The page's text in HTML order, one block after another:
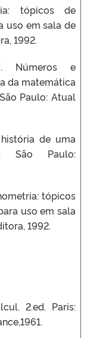
tópicos de
uso em sala de
1992.
Números e
da matemática
Paulo: Atual
de uma
São Paulo:
tópicos
uso em sala
1992.
2.ed. Paris: